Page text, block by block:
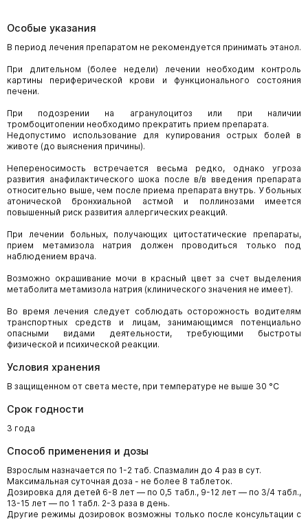
Особые указания
В период лечения препаратом не рекомендуется принимать этанол.
При длительном (более недели) лечении необходим контроль
картины периферической крови и функционального состояния
печени.
При подозрении на агранулоцитоз или при наличии
тромбоцитопении необходимо прекратить прием препарата.
Недопустимо использование для купирования острых болей в
животе (до выяснения причины).
Непереносимость встречается весьма редко, однако угроза
развития анафилактического шока после в/в введения препарата
относительно выше, чем после приема препарата внутрь. У больных
атонической бронхиальной астмой и поллинозами имеется
повышенный риск развития аллергических реакций.
При лечении больных, получающих цитостатические препараты,
прием метамизола натрия должен проводиться только под
наблюдением врача.
Возможно окрашивание мочи в красный цвет за счет выделения
метаболита метамизола натрия (клинического значения не имеет).
Во время лечения следует соблюдать осторожность водителям
транспортных средств и лицам, занимающимся потенциально
опасными видами деятельности, требующими быстроты
физической и психической реакции.
Условия хранения
В защищенном от света месте, при температуре не выше 30 °C
Срок годности
3 года
Способ применения и дозы
Взрослым назначается по 1-2 таб. Спазмалин до 4 раз в сут.
Максимальная суточная доза - не более 8 таблеток.
Дозировка для детей 6-8 лет — по 0,5 табл., 9-12 лет — по 3/4 табл.,
13-15 лет — по 1 табл. 2-3 раза в день.
Другие режимы дозировок возможны только после консультации с